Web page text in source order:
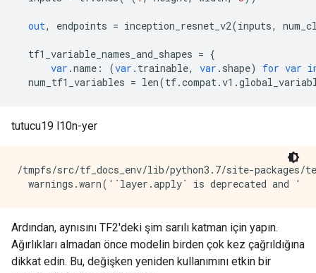
out, endpoints = inception_resnet_v2(inputs,
tf1_variable_names_and_shapes = {
var .name : (var . trainable, var . shape) for var
num_tf1_variables = len(tf.compat.v1 .
tutucu19 l10n-yer
/tmpfs/src/tf_docs_env/lib/python3.7/site-packages/
Ardından, aynısını TF2'deki şim sarılı katman için yapın.
Ağırlıkları almadan önce modelin birden çok kez çağrıldığına
dikkat edin. Bu, değişken yeniden kullanımını etkin bir